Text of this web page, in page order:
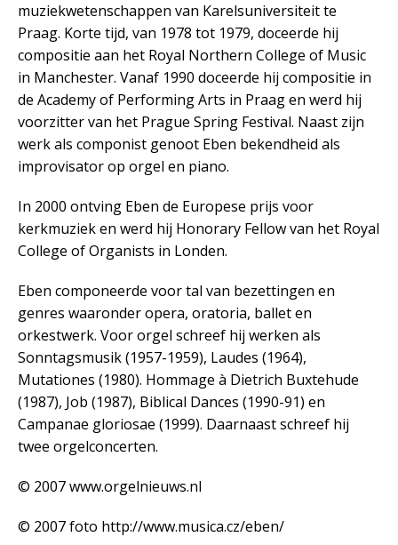
muziekwetenschappen van Karelsuniversiteit te
Praag. Korte tijd, van 1978 tot 1979, doceerde hij
compositie aan het Royal Northern College of Music
in Manchester. Vanaf 1990 doceerde hij compositie in
de Academy of Performing Arts in Praag en werd hij
voorzitter van het Prague Spring Festival. Naast zijn
werk als componist genoot Eben bekendheid als
improvisator op orgel en piano.
In 2000 ontving Eben de Europese prijs voor
kerkmuziek en werd hij Honorary Fellow van het Royal
College of Organists in Londen.
Eben componeerde voor tal van bezettingen en
genres waaronder opera, oratoria, ballet en
orkestwerk. Voor orgel schreef hij werken als
Sonntagsmusik (1957-1959), Laudes (1964),
Mutationes (1980). Hommage à Dietrich Buxtehude
(1987), Job (1987), Biblical Dances (1990-91) en
Campanae gloriosae (1999). Daarnaast schreef hij
twee orgelconcerten.
© 2007 www.orgelnieuws.nl
© 2007 foto http://www.musica.cz/eben/